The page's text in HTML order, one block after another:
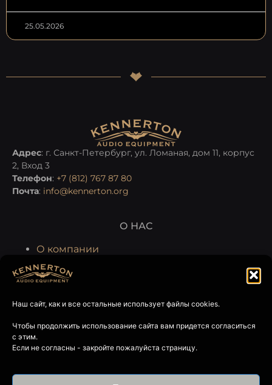
Наш сайт, как и все остальные использует файлы cookies.
Чтобы продолжить использование сайта вам придется согласиться
с этим.
Если не согласны - закройте пожалуйста страницу.
25.05.2026
Адрес: г. Санкт-Петербург, ул. Ломаная, дом 11, корпус
2, Вход 3
Телефон: +7 (812) 767 87 80
Почта: info@kennerton.org
О НАС
О компании
Производство
Гарантия и сервис
ГДЕ КУПИТЬ
Интернет-магазин Kennerton
Магазины и шоу-румы партнеров